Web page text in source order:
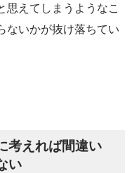
思えてしまうようなこ
ないかが抜け落ちてい
考えれば間違い
い